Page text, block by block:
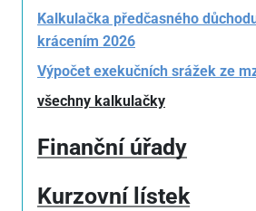
Kalkulačka předčasného
krácením 2026
Výpočet exekučních srážek ze
všechny kalkulačky
Finanční úřady
Kurzovní lístek